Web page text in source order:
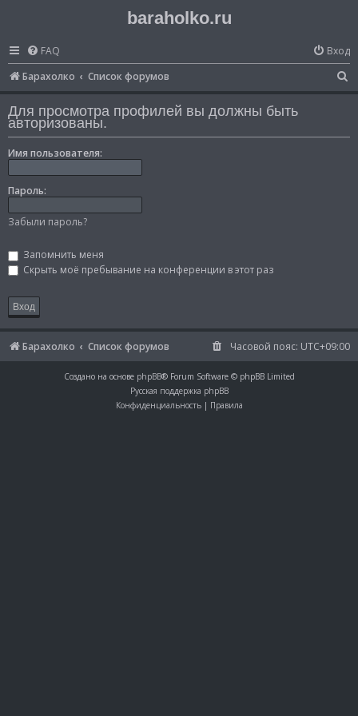
baraholko.ru
FAQ
Вход
Барахолко
Список форумов
о
с
Для просмотра профилей вы должны быть
авторизованы.
Имя пользователя:
Пароль:
Забыли пароль?
Запомнить меня
Скрыть моё пребывание на конференции в этот раз
Барахолко Список форумов Часовой пояс: UTC+09:00
Создано на основе phpBB® Forum Software © phpBB Limited
Русская поддержка phpBB
Конфиденциальность| Правила